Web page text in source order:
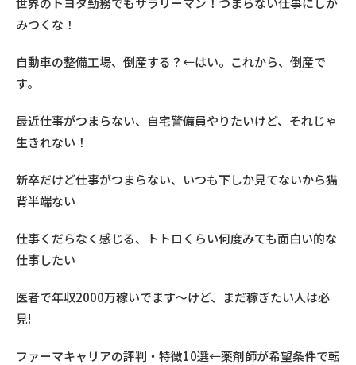
みつくな！
自動車の整備工場、倒産する？←はい。これから、倒産で
す。
最近仕事がつまらない、自宅警備員やりたいけど、それじゃ
生きれない！
新卒だけど仕事がつまらない、いつも下しか見てないから猫
背半端ない
仕事くだらなく感じる、トトロくらい何度みても面白い的な
仕事したい
医者で年収2000万稼いでます〜けど、まだ稼ぎたい人は必
見!
ファーマキャリアの評判・特徴10選←薬剤師が希望条件で転